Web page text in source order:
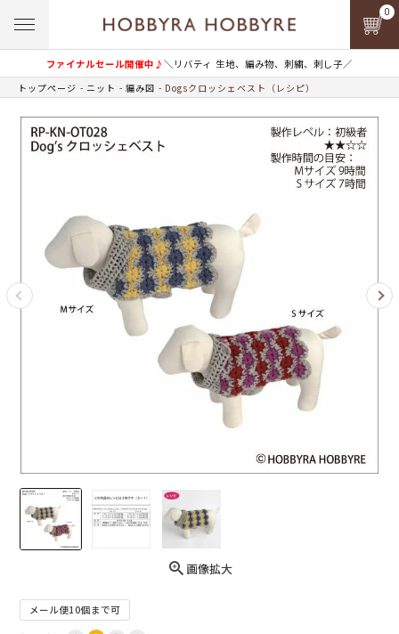
ファイナルセール開催中♪＼リバティ 生地、編み物、刺繍、刺し子／
0
トップページ ニット 編み図 Dogsクロッシェベスト（レシピ）
画像拡大
メール便10個まで可